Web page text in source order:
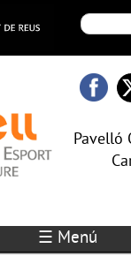
Pavelló
☰ Menú